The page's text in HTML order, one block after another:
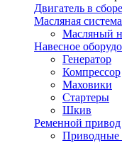
Двигатель в сборе
Масляная система
Масляный
Навесное
Генератор
Компрессор
Маховики
Стартеры
Шкив
Ременной привод
Приводные